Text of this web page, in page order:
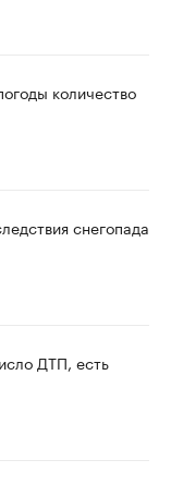
количество
снегопада
ДТП, есть